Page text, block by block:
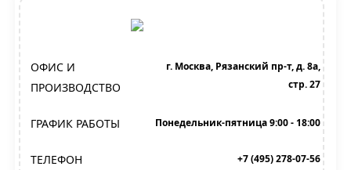
ОФИС И
ПРОИЗВОДСТВО
г. Москва, Рязанский пр-т, д. 8а,
стр. 27
ГРАФИК РАБОТЫ Понедельник-пятница 9:00 - 18:00
ТЕЛЕФОН +7 (495) 278-07-56